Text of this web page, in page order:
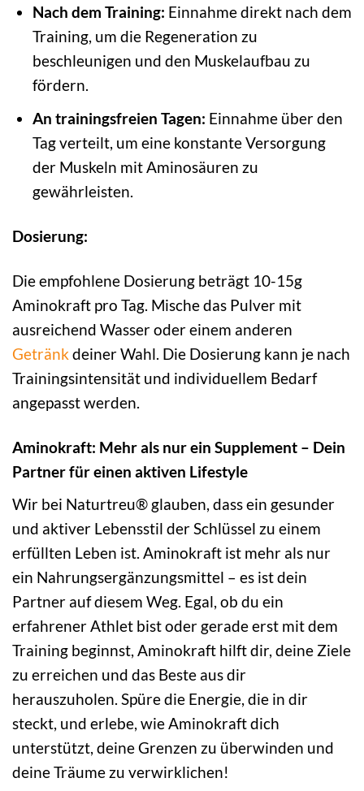
Nach dem Training: Einnahme direkt nach dem
Training, um die Regeneration zu
beschleunigen und den Muskelaufbau zu
fördern.
An trainingsfreien Tagen: Einnahme über den
Tag verteilt, um eine konstante Versorgung
der Muskeln mit Aminosäuren zu
gewährleisten.
Dosierung:
Die empfohlene Dosierung beträgt 10-15g
Aminokraft pro Tag. Mische das Pulver mit
ausreichend Wasser oder einem anderen
Getränk deiner Wahl. Die Dosierung kann je nach
Trainingsintensität und individuellem Bedarf
angepasst werden.
Aminokraft: Mehr als nur ein Supplement – Dein
Partner für einen aktiven Lifestyle
Wir bei Naturtreu® glauben, dass ein gesunder
und aktiver Lebensstil der Schlüssel zu einem
erfüllten Leben ist. Aminokraft ist mehr als nur
ein Nahrungsergänzungsmittel – es ist dein
Partner auf diesem Weg. Egal, ob du ein
erfahrener Athlet bist oder gerade erst mit dem
Training beginnst, Aminokraft hilft dir, deine Ziele
zu erreichen und das Beste aus dir
herauszuholen. Spüre die Energie, die in dir
steckt, und erlebe, wie Aminokraft dich
unterstützt, deine Grenzen zu überwinden und
deine Träume zu verwirklichen!